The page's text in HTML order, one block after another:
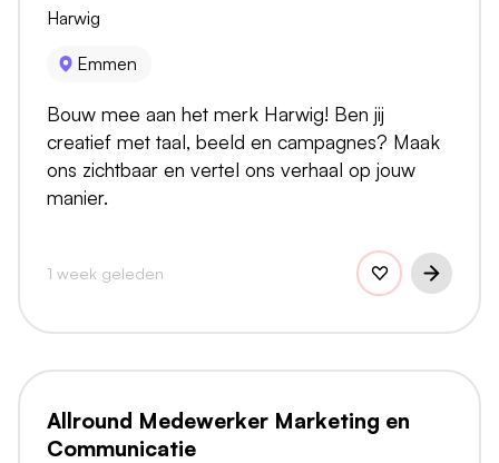
Harwig
Emmen
Bouw mee aan het merk Harwig! Ben jij
creatief met taal, beeld en campagnes? Maak
ons zichtbaar en vertel ons verhaal op jouw
manier.
1 week geleden
Allround Medewerker Marketing en
Communicatie